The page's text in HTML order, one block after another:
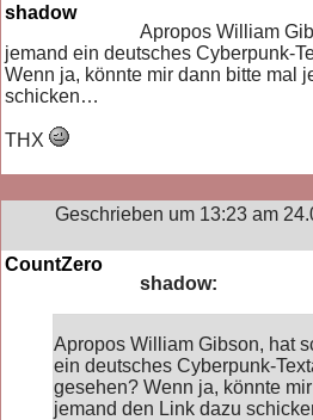
shadow
Apropos William
jemand ein deutsches Cyberpunk-
Wenn ja, könnte mir dann bitte mal
schicken…
THX
Geschrieben um 13:23 am
CountZero
shadow:
Apropos William Gibson, hat
ein deutsches Cyberpunk-
gesehen? Wenn ja, könnte
jemand den Link dazu